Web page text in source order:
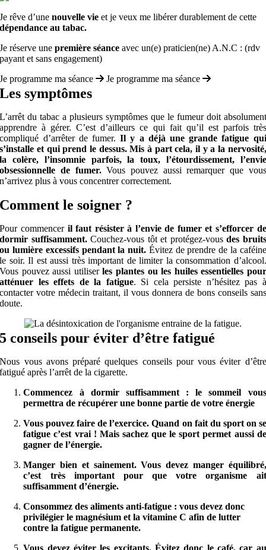
Je rêve d’unenouvelle vie et je veux me libérer durablement de cette
dépendance au tabac.
Je réserve unepremière séance avec un(e) praticien(ne) A.N.C : (rdv
payant et sans engagement)
Je programme ma séance
Je programme ma séance
Les symptômes
L’arrêt du tabac a plusieurs symptômes que le fumeur doit absolument
apprendre à gérer. C’est d’ailleurs ce qui fait qu’il est parfois très
compliqué d’arrêter de fumer. Il y a déjà une grande fatigue qui
s’installe et qui prend le dessus. Mis à part cela, il y a la nervosité,
la colère, l’insomnie parfois, la toux, l’étourdissement, l’envie
obsessionnelle de fumer.Vous pouvez aussi remarquer que vous
n’arrivez plus à vous concentrer correctement.
Comment le soigner ?
Pour commencer il faut résister à l’envie de fumer et s’efforcer de
dormir suffisamment.Couchez-vous tôt et protégez-vousdes bruits
ou lumière excessifs pendant la nuit. Évitez de prendre de la caféine
le soir. Il est aussi très important de limiter la consommation d’alcool.
Vous pouvez aussi utiliserles plantes ou les huiles essentielles pour
atténuer les effets de la fatigue. Si cela persiste n’hésitez pas à
contacter votre médecin traitant, il vous donnera de bons conseils sans
doute.
5 conseils pour éviter d’être fatigué
Nous vous avons préparé quelques conseils pour vous éviter d’être
fatigué après l’arrêt de la cigarette.
Commencez à dormir suffisamment : le sommeil vous
permettra de récupérer une bonne partie de votre énergie
Vous pouvez faire de l’exercice. Quand on fait du sport on se
fatigue c’est vrai ! Mais sachez que le sport permet aussi de
gagner de l’énergie.
Manger bien et sainement. Vous devez manger équilibré,
c’est très important pour que votre organisme ait
suffisamment d’énergie.
Consommez des aliments anti-fatigue : vous devez donc
privilégier le magnésium et la vitamine C afin de lutter
contre la fatigue permanente.
Vous devez éviter les excitants. Évitez donc le café, car au